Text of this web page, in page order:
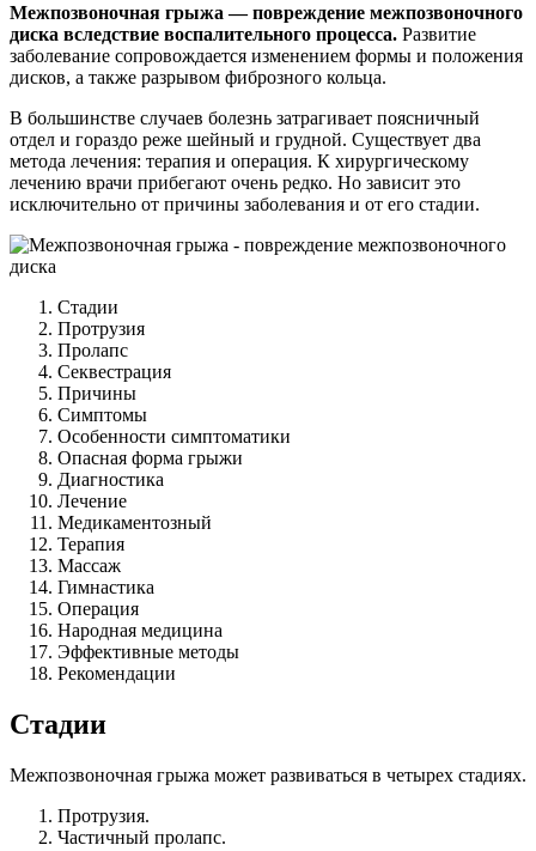
Межпозвоночная грыжа — повреждение межпозвоночного
диска вследствие воспалительного процесса. Развитие
заболевание сопровождается изменением формы и положения
дисков, а также разрывом фиброзного кольца.
В большинстве случаев болезнь затрагивает поясничный
отдел и гораздо реже шейный и грудной. Существует два
метода лечения: терапия и операция. К хирургическому
лечению врачи прибегают очень редко. Но зависит это
исключительно от причины заболевания и от его стадии.
Стадии
Протрузия
Пролапс
Секвестрация
Причины
Симптомы
Особенности симптоматики
Опасная форма грыжи
Диагностика
Лечение
Медикаментозный
Терапия
Массаж
Гимнастика
Операция
Народная медицина
Эффективные методы
Рекомендации
Стадии
Межпозвоночная грыжа может развиваться в четырех стадиях.
Протрузия.
Частичный пролапс.